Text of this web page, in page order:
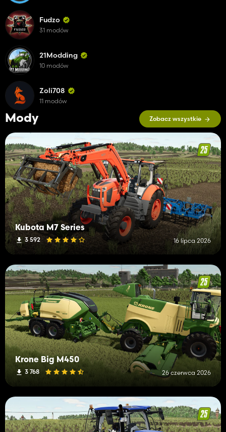
Mody Zobacz wszystkie
Kubota M7 Series
3 592 16 lipca 2026
Krone Big M450
3 768 26 czerwca 2026
Fudzo
31 modów
21Modding
10 modów
Zoli708
11 modów